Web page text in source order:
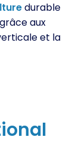
durable
grâce aux
et la